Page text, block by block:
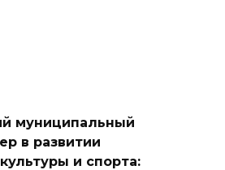
муниципальный
в развитии
и спорта: